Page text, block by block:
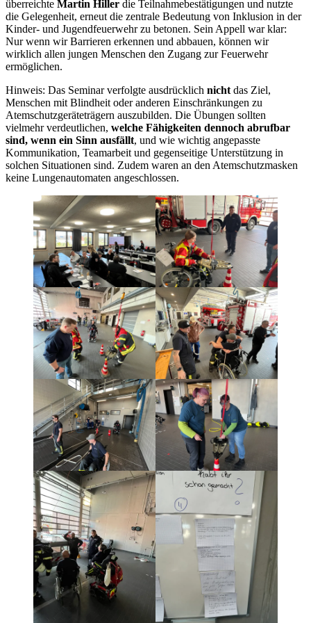
überreichte Martin Hiller die Teilnahmebestätigungen und nutzte
die Gelegenheit, erneut die zentrale Bedeutung von Inklusion in der
Kinder- und Jugendfeuerwehr zu betonen. Sein Appell war klar:
Nur wenn wir Barrieren erkennen und abbauen, können wir
wirklich allen jungen Menschen den Zugang zur Feuerwehr
ermöglichen.
Hinweis: Das Seminar verfolgte ausdrücklich nicht das Ziel,
Menschen mit Blindheit oder anderen Einschränkungen zu
Atemschutzgeräteträgern auszubilden. Die Übungen sollten
vielmehr verdeutlichen, welche Fähigkeiten dennoch abrufbar
sind, wenn ein Sinn ausfällt, und wie wichtig angepasste
Kommunikation, Teamarbeit und gegenseitige Unterstützung in
solchen Situationen sind. Zudem waren an den Atemschutzmasken
keine Lungenautomaten angeschlossen.